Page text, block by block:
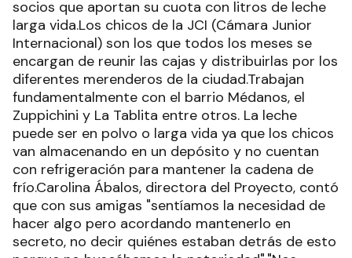
socios que aportan su cuota con litros de leche
larga vida.Los chicos de la JCI (Cámara Junior
Internacional) son los que todos los meses se
encargan de reunir las cajas y distribuirlas por los
diferentes merenderos de la ciudad.Trabajan
fundamentalmente con el barrio Médanos, el
Zuppichini y La Tablita entre otros. La leche
puede ser en polvo o larga vida ya que los chicos
van almacenando en un depósito y no cuentan
con refrigeración para mantener la cadena de
frío.Carolina Ábalos, directora del Proyecto, contó
que con sus amigas "sentíamos la necesidad de
hacer algo pero acordando mantenerlo en
secreto, no decir quiénes estaban detrás de esto